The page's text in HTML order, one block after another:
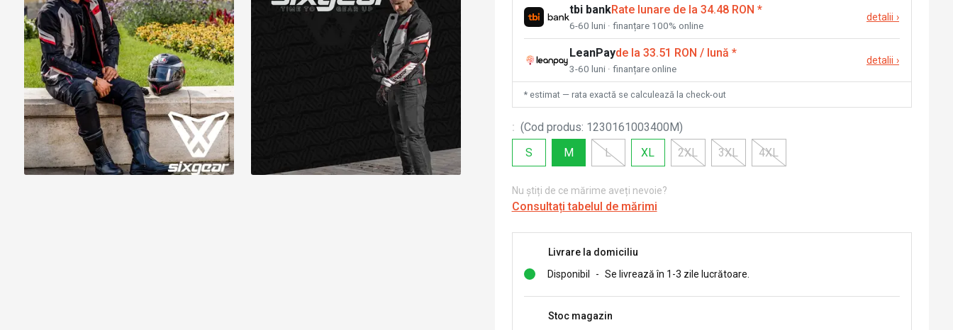
tbi bankRate lunare de la 34.48 RON *
6-60 luni · finanțare 100% online
detalii ›
LeanPayde la 33.51 RON / lună *
3-60 luni · finanțare online
detalii ›
* estimat — rata exactă se calculează la check-out
: (Cod produs: 1230161003400M)
S
M L XL 2XL 3XL 4XL
Nu știți de ce mărime aveți nevoie?
Consultați tabelul de mărimi
Livrare la domiciliu
Disponibil
- Se livrează în 1-3 zile lucrătoare.
Stoc magazin